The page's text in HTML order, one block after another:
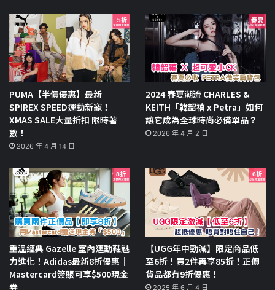
PUMA【半價優惠】最新
SPIREX SPEED運動新寵！
XMAS SALE大量折扣 限時著
數！
2026 年 4 月 14 日
2024 春夏潮流 CHARLES &
KEITH「韓韶禧 x Petra」如何
讓它成為全球時尚必備單品？
2026 年 4 月 2 日
重溫經典 Gazelle 室內運動鞋魅
力進化！Adidas最新8折優惠｜
Mastercard簽賬可享$500現金
券
【UGG年中勁減】限定商品低
至6折！買2件再享85折！正價
貨品都有9折優惠！
2025 年 6 月 4 日